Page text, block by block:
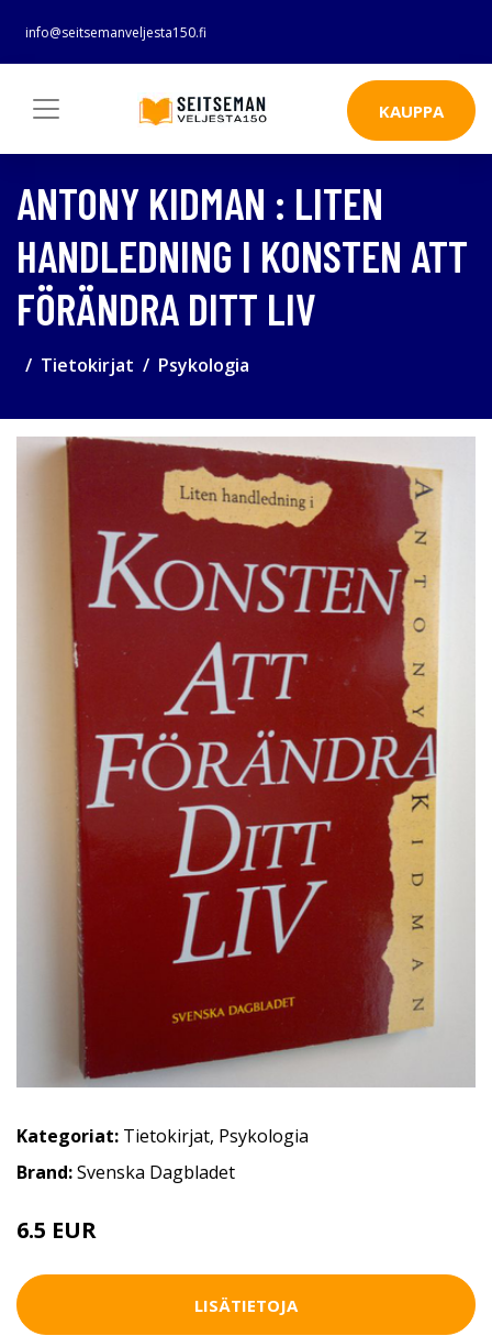
info@seitsemanveljesta150.fi
KAUPPA
ANTONY KIDMAN : LITEN
HANDLEDNING I KONSTEN ATT
FÖRÄNDRA DITT LIV
Tietokirjat Psykologia
Kategoriat: Tietokirjat, Psykologia
Brand:Svenska Dagbladet
6.5 EUR
LISÄTIETOJA